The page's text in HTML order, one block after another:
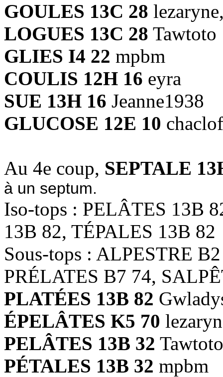
GOULES 13C 28
LOGUES 13C 28 Tawtoto
GLIES I4 22 mpbm
COULIS 12H 16 eyra
SUE 13H 16 Jeanne1938
GLUCOSE 12E 10
Au 4e coup, SEPTALE
à un septum.
Iso-tops : PELÂTES 13B
13B 82, TÉPALES 13B 82
Sous-tops : ALPESTRE
PRÉLATES B7 74,
PLATÉES 13B 82
ÉPELÂTES K5 70
PELÂTES 13B 32
PÉTALES 13B 32 mpbm